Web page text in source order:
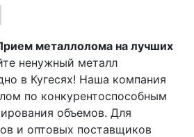
металлолома на лучших
ненужный металл
в Кугесях! Наша компания
по конкурентоспособным
объемов. Для
и оптовых поставщиков